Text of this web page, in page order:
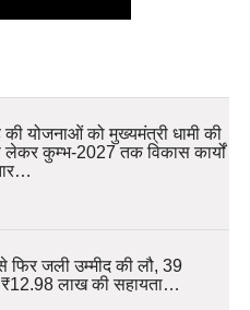
योजनाओं को मुख्यमंत्री धामी की
लेकर कुम्भ-2027 तक विकास कार्यों
फिर जली उम्मीद की लौ, 39
लाख की सहायता…